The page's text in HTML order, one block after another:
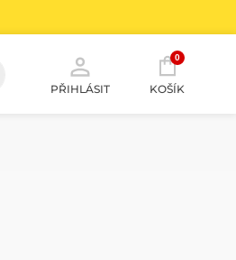
PŘIHLÁSIT
0
KOŠÍK